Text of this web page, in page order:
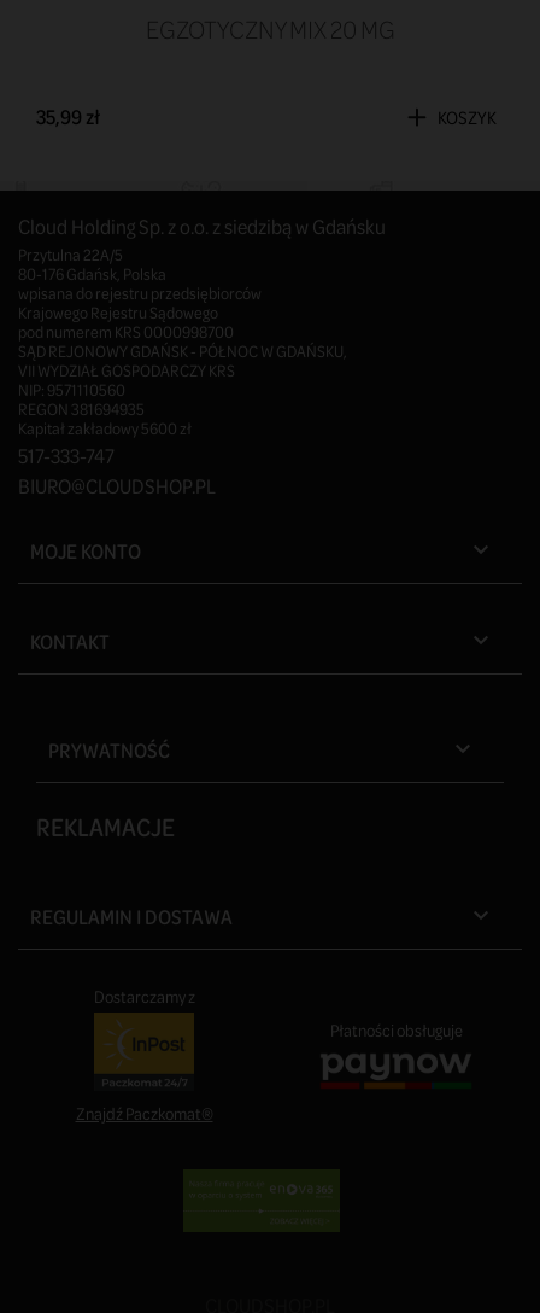
EGZOTYCZNY MIX 20 MG
35,99 zł KOSZYK
Cloud Holding Sp. z o.o. z siedzibą w Gdańsku
Przytulna 22A/5
80-176 Gdańsk, Polska
wpisana do rejestru przedsiębiorców
Krajowego Rejestru Sądowego
pod numerem KRS 0000998700
SĄD REJONOWY GDAŃSK - PÓŁNOC W GDAŃSKU,
VII WYDZIAŁ GOSPODARCZY KRS
NIP: 9571110560
REGON 381694935
Kapitał zakładowy 5600 zł
517-333-747
BIURO@CLOUDSHOP.PL
MOJE KONTO 
KONTAKT 
PRYWATNOŚĆ 
REKLAMACJE
REGULAMIN I DOSTAWA 
Dostarczamy z
Znajdź Paczkomat®
Płatności obsługuje